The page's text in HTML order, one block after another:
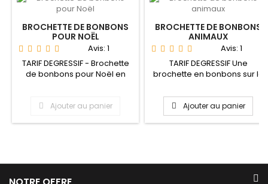
BROCHETTE DE BONBONS
POUR NOËL
Avis: 1
TARIF DEGRESSIF - Brochette
de bonbons pour Noël en
Ajouter au panier
BROCHETTE DE BONBONS
ANIMAUX
Avis: 1
TARIF DEGRESSIF Une
brochette en bonbons sur le
Ajouter au panier